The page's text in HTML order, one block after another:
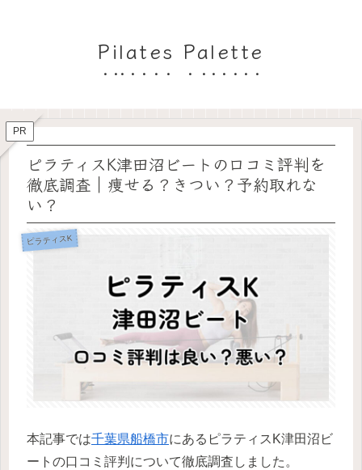
Pilates Palette
PR
ピラティスK津田沼ビートの口コミ評判を
徹底調査｜痩せる？きつい？予約取れな
い？
ピラティスK
本記事では千葉県船橋市にあるピラティスK津田沼ビ
ートの口コミ評判について徹底調査しました。